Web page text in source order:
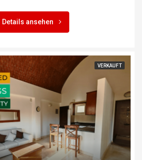
Details ansehen
VERKAUFT